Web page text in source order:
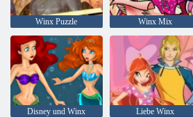
Winx Puzzle Winx Mix
Disney und Winx Liebe Winx